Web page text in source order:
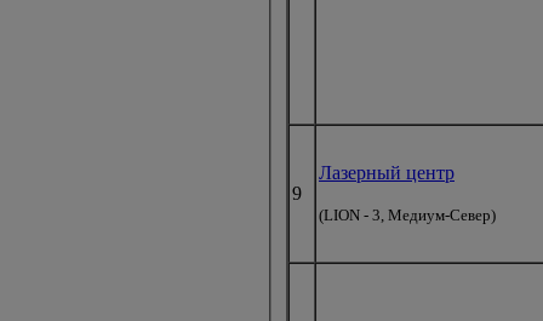
9
Лазерный центр
(LION - 3, Медиум-Север)